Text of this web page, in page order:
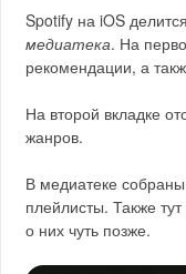
Spotify на iOS
медиатека. На
рекомендации, а
На второй вкладке
жанров.
В медиатеке
плейлисты. Также
о них чуть позже.